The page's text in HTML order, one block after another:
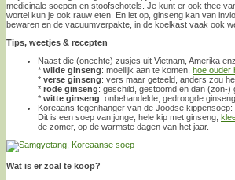
medicinale soepen en stoofschotels. Je kunt er ook thee
wortel kun je ook rauw eten. En let op, ginseng kan van
bewaren en de vacuumverpakte, in de koelkast vaak ook
Tips, weetjes & recepten
Naast die (onechte) zusjes uit Vietnam, Amerika
* wilde ginseng: moeilijk aan te komen, hoe ouder
* verse ginseng: vers maar geteeld, anders zou
* rode ginseng: geschild, gestoomd en dan (zon-)
* witte ginseng: onbehandelde, gedroogde ginseng.
Koreaans tegenhanger van de Joodse kippensoep:
Dit is een soep van jonge, hele kip met ginseng,
de zomer, op de warmste dagen van het jaar.
Wat is er zoal te koop?